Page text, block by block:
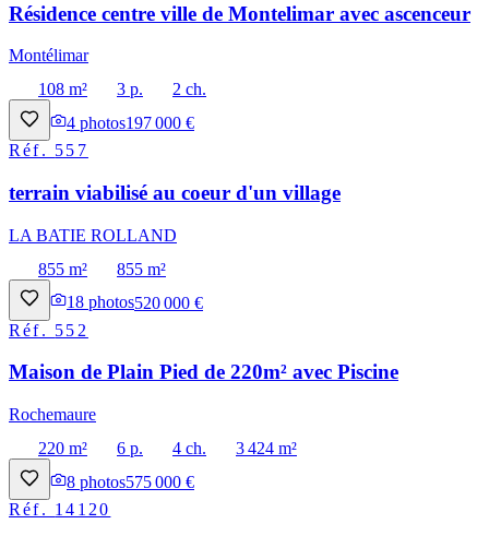
Résidence centre ville de Montelimar avec ascenceur
Montélimar
108 m²
3 p.
2 ch.
4 photos197 000 €
Réf. 557
terrain viabilisé au coeur d'un village
LA BATIE ROLLAND
855 m²
855 m²
18 photos520 000 €
Réf. 552
Maison de Plain Pied de 220m² avec Piscine
Rochemaure
220 m²
6 p. 4 ch.
3 424 m²
8 photos575 000 €
Réf. 14120